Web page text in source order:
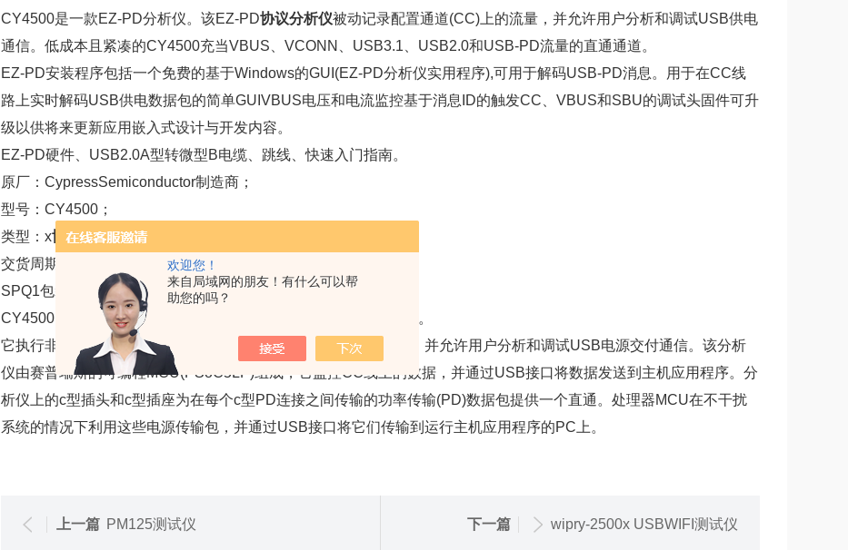
欢迎您！
来自局域网的朋友！有什么可以帮
助您的吗？
CY4500是一款EZ-PD分析仪。该EZ-PD协议分析仪被动记录配置通道(CC)上的流量，并允许用户分析和调试USB供电
通信。低成本且紧凑的CY4500充当VBUS、VCONN、USB3.1、USB2.0和USB-PD流量的直通通道。
EZ-PD安装程序包括一个免费的基于Windows的GUI(EZ-PD分析仪实用程序),可用于解码USB-PD消息。用于在CC线
路上实时解码USB供电数据包的简单GUIVBUS电压和电流监控基于消息ID的触发CC、VBUS和SBU的调试头固件可升
级以供将来更新应用嵌入式设计与开发内容。
EZ-PD硬件、USB2.0A型转微型B电缆、跳线、快速入门指南。
原厂：CypressSemiconductor制造商；
型号：CY4500；
类型：x协议分析仪；
交货周期：1--5个工作日。
SPQ1包装Bulk产品描述EZ-PDPROTOCOLANALYZERKIT。
CY4500EZ-PD分析仪支持USB-pd和USBType-C规格的协议分析。
它执行非侵入性探测和记录准确的协议消息上的配置通道(CC)线，并允许用户分析和调试USB电源交付通信。该分析
仪由赛普瑞斯的可编程MCU(PSoC5LP)组成，它监控CC线上的数据，并通过USB接口将数据发送到主机应用程序。分
析仪上的c型插头和c型插座为在每个c型PD连接之间传输的功率传输(PD)数据包提供一个直通。处理器MCU在不干扰
系统的情况下利用这些电源传输包，并通过USB接口将它们传输到运行主机应用程序的PC上。
上一篇 PM125测试仪 下一篇 wipry-2500x USBWIFI测试仪